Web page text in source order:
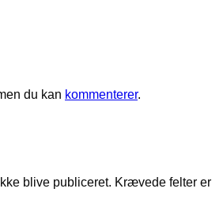
du kan kommenterer.
blive publiceret. Krævede felter er